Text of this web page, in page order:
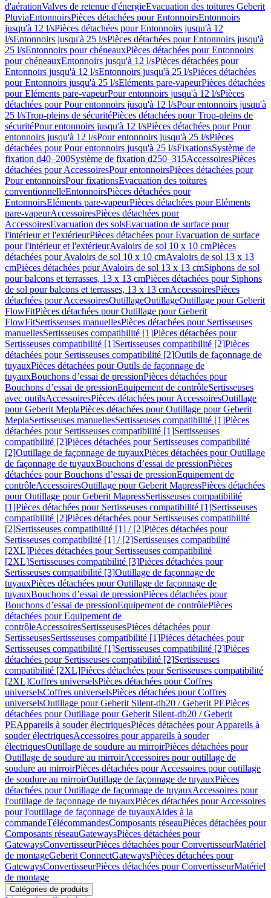
d'aérationValves de retenue d'énergieEvacuation des toitures Geberit
PluviaEntonnoirsPièces détachées pour EntonnoirsEntonnoirs
jusqu'à 12 l/sPièces détachées pour Entonnoirs jusqu'à 12
l/sEntonnoirs jusqu'à 25 l/sPièces détachées pour Entonnoirs jusqu'à
25 l/sEntonnoirs pour chéneauxPièces détachées pour Entonnoirs
pour chéneauxEntonnoirs jusqu'à 12 l/sPièces détachées pour
Entonnoirs jusqu'à 12 l/sEntonnoirs jusqu'à 25 l/sPièces détachées
pour Entonnoirs jusqu'à 25 l/sEléments pare-vapeurPièces détachées
pour Eléments pare-vapeurPour entonnoirs jusqu'à 12 l/sPièces
détachées pour Pour entonnoirs jusqu'à 12 l/sPour entonnoirs jusqu'à
25 l/sTrop-pleins de sécuritéPièces détachées pour Trop-pleins de
sécuritéPour entonnoirs jusqu'à 12 l/sPièces détachées pour Pour
entonnoirs jusqu'à 12 l/sPour entonnoirs jusqu'à 25 l/sPièces
détachées pour Pour entonnoirs jusqu'à 25 l/sFixationsSystème de
fixation d40–200Système de fixation d250–315AccessoiresPièces
détachées pour AccessoiresPour entonnoirsPièces détachées pour
Pour entonnoirsPour fixationsEvacuation des toitures
conventionnelleEntonnoirsPièces détachées pour
EntonnoirsEléments pare-vapeurPièces détachées pour Eléments
pare-vapeurAccessoiresPièces détachées pour
AccessoiresEvacuation des solsEvacuation de surface pour
l'intérieur et l'extérieurPièces détachées pour Evacuation de surface
pour l'intérieur et l'extérieurAvaloirs de sol 10 x 10 cmPièces
détachées pour Avaloirs de sol 10 x 10 cmAvaloirs de sol 13 x 13
cmPièces détachées pour Avaloirs de sol 13 x 13 cmSiphons de sol
pour balcons et terrasses, 13 x 13 cmPièces détachées pour Siphons
de sol pour balcons et terrasses, 13 x 13 cmAccessoiresPièces
détachées pour AccessoiresOutillageOutillageOutillage pour Geberit
FlowFitPièces détachées pour Outillage pour Geberit
FlowFitSertisseuses manuellesPièces détachées pour Sertisseuses
manuellesSertisseuses compatibilité [1]Pièces détachées pour
Sertisseuses compatibilité [1]Sertisseuses compatibilité [2]Pièces
détachées pour Sertisseuses compatibilité [2]Outils de façonnage de
tuyauxPièces détachées pour Outils de façonnage de
tuyauxBouchons d’essai de pressionPièces détachées pour
Bouchons d’essai de pressionEquipement de contrôleSertisseuses
avec outilsAccessoiresPièces détachées pour AccessoiresOutillage
pour Geberit MeplaPièces détachées pour Outillage pour Geberit
MeplaSertisseuses manuellesSertisseuses compatibilité [1]Pièces
détachées pour Sertisseuses compatibilité [1]Sertisseuses
compatibilité [2]Pièces détachées pour Sertisseuses compatibilité
[2]Outillage de façonnage de tuyauxPièces détachées pour Outillage
de façonnage de tuyauxBouchons d’essai de pressionPièces
détachées pour Bouchons d’essai de pressionEquipement de
contrôleAccessoiresOutillage pour Geberit MapressPièces détachées
pour Outillage pour Geberit MapressSertisseuses compatibilité
[1]Pièces détachées pour Sertisseuses compatibilité [1]Sertisseuses
compatibilité [2]Pièces détachées pour Sertisseuses compatibilité
[2]Sertisseuses compatibilité [1] / [2]Pièces détachées pour
Sertisseuses compatibilité [1] / [2]Sertisseuses compatibilité
[2XL]Pièces détachées pour Sertisseuses compatibilité
[2XL]Sertisseuses compatibilité [3]Pièces détachées pour
Sertisseuses compatibilité [3]Outillage de façonnage de
tuyauxPièces détachées pour Outillage de façonnage de
tuyauxBouchons d’essai de pressionPièces détachées pour
Bouchons d’essai de pressionEquipement de contrôlePièces
détachées pour Equipement de
contrôleAccessoiresSertisseusesPièces détachées pour
SertisseusesSertisseuses compatibilité [1]Pièces détachées pour
Sertisseuses compatibilité [1]Sertisseuses compatibilité [2]Pièces
détachées pour Sertisseuses compatibilité [2]Sertisseuses
compatibilité [2XL]Pièces détachées pour Sertisseuses compatibilité
[2XL]Coffres universelsPièces détachées pour Coffres
universelsCoffres universelsPièces détachées pour Coffres
universelsOutillage pour Geberit Silent-db20 / Geberit PEPièces
détachées pour Outillage pour Geberit Silent-db20 / Geberit
PEAppareils à souder électriquesPièces détachées pour Appareils à
souder électriquesAccessoires pour appareils à souder
électriquesOutillage de soudure au mirroirPièces détachées pour
Outillage de soudure au mirroirAccessoires pour outillage de
soudure au mirroirPièces détachées pour Accessoires pour outillage
de soudure au mirroirOutillage de façonnage de tuyauxPièces
détachées pour Outillage de façonnage de tuyauxAccessoires pour
l'outillage de façonnage de tuyauxPièces détachées pour Accessoires
pour l'outillage de façonnage de tuyauxAides à la
commandeTélécommandesComposants réseauPièces détachées pour
Composants réseauGatewaysPièces détachées pour
GatewaysConvertisseurPièces détachées pour ConvertisseurMatériel
de montageGeberit ConnectGatewaysPièces détachées pour
GatewaysConvertisseurPièces détachées pour ConvertisseurMatériel
de montage
Catégories de produits